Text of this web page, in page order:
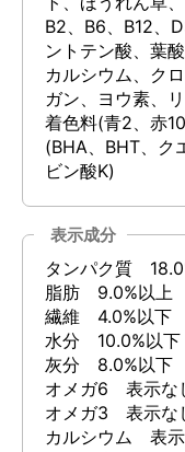
B2、B6、B12、
ントテン酸、葉
カルシウム、ク
ガン、ヨウ素、
着色料(青2、赤
(BHA、BHT、ク
ビン酸K)
表示成分
タンパク質
脂肪 9.0%以上
繊維 4.0%以下
水分 10.0%以下
灰分 8.0%以下
オメガ6 表示な
オメガ3 表示な
カルシウム 表